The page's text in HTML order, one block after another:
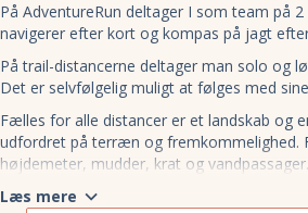
På AdventureRun deltager I som team på
navigerer efter kort og kompas på jagt
På trail-distancerne deltager man solo og
Det er selvfølgelig muligt at følges med
Fælles for alle distancer er et landskab og
udfordret på terræn og fremkommelighed.
højdemeter, mudder, krat og vandpassager.
Distancerne over to dage deles over i to
Læs mere